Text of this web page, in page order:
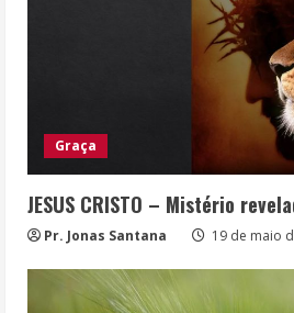
Graça
JESUS CRISTO – Mistério
Pr. Jonas Santana 19 de maio